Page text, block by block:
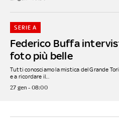
Federico Buffa
foto più belle
SERIE A
Tutti conosciamo la mistica del Grande
e a ricordare il...
27 gen - 08:00